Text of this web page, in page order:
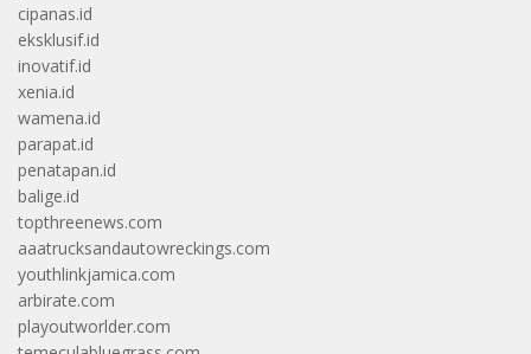
cipanas.id
eksklusif.id
inovatif.id
xenia.id
wamena.id
parapat.id
penatapan.id
balige.id
topthreenews.com
aaatrucksandautowreckings.com
youthlinkjamica.com
arbirate.com
playoutworlder.com